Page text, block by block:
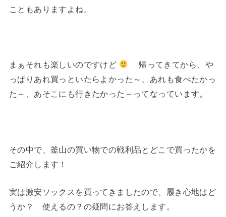
こともありますよね。
まぁそれも楽しいのですけど
帰ってきてから、や
っぱりあれ買っといたらよかった～、あれも食べたかっ
た～、あそこにも行きたかった～ってなっています。
その中で、釜山の買い物での戦利品とどこで買ったかを
ご紹介します！
実は激安ソックスを買ってきましたので、履き心地はど
うか？ 使えるの？の疑問にお答えします。